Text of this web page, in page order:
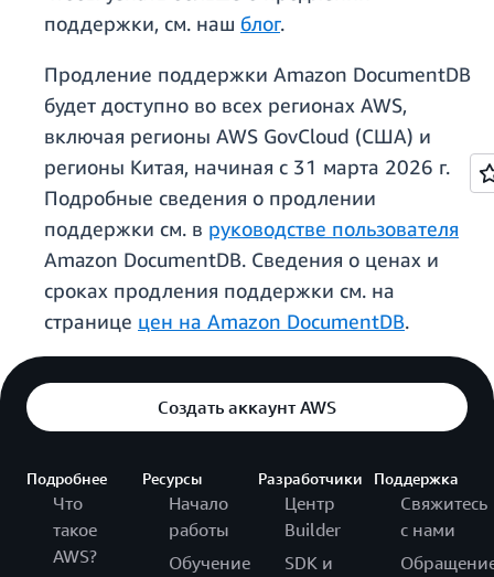
поддержки, см. наш блог.
Продление поддержки Amazon DocumentDB
будет доступно во всех регионах AWS,
включая регионы AWS GovCloud (США) и
регионы Китая, начиная с 31 марта 2026 г.
Подробные сведения о продлении
поддержки см. в руководстве пользователя
Amazon DocumentDB. Сведения о ценах и
сроках продления поддержки см. на
странице цен на Amazon DocumentDB.
Создать аккаунт AWS
Подробнее
Что
такое
AWS?
Ресурсы
Начало
работы
Обучение
Разработчики
Центр
Builder
SDK и
Поддержка
Свяжитесь
с нами